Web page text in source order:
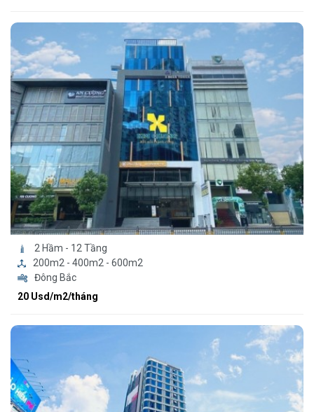
2 Hầm - 12 Tầng
200m2 - 400m2 - 600m2
Đông Bắc
20 Usd/m2/tháng